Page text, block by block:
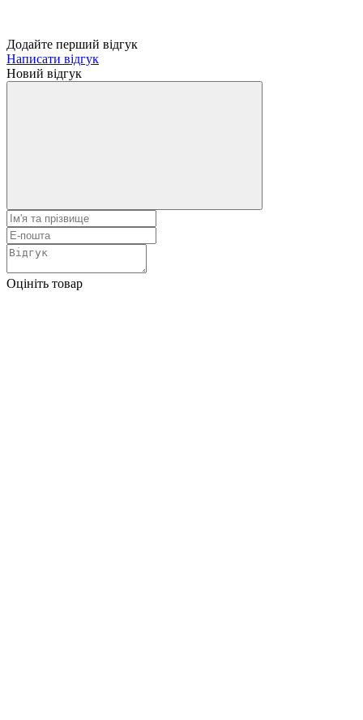
Додайте перший відгук
Написати відгук
Новий відгук
Оцініть товар